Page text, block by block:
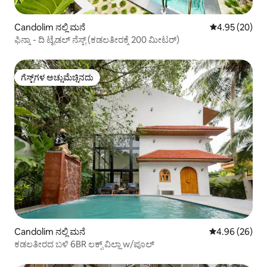
Candolim ನಲ್ಲಿ ಮನೆ 5 ರಲ್ಲಿ 4.95
4.95 (20)
ಫಿನ್ಕಾ - ದಿ ಟೈಡಲ್ ನೆಸ್ಟ್ (ಕಡಲತೀರಕ್ಕೆ 200 ಮೀಟರ್)
ಗೆಸ್ಟ್‌ಗಳ ಅಚ್ಚುಮೆಚ್ಚಿನದು
ಗೆಸ್ಟ್‌ಗಳ ಅಚ್ಚುಮೆಚ್ಚಿನದು
Candolim ನಲ್ಲಿ ಮನೆ 5 ರಲ್ಲಿ 4.96
4.96 (26)
ಕಡಲತೀರದ ಬಳಿ 6BR ಲಕ್ಸ್ ವಿಲ್ಲಾ w/ಪೂಲ್